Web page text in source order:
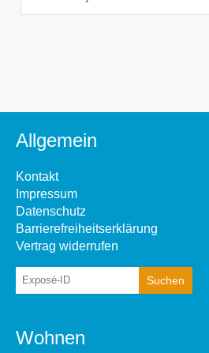
Allgemein
Kontakt
Impressum
Datenschutz
Barrierefreiheitserklärung
Vertrag widerrufen
Wohnen